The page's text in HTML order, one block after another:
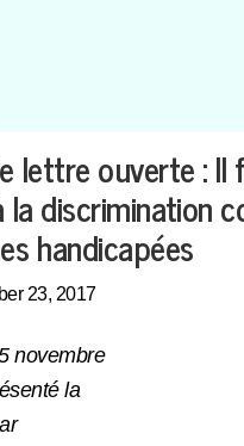
lettre ouverte : Il
discrimination
handicapées
23, 2017
novembre
la